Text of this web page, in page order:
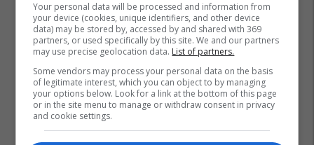
Your personal data will be processed and information from
your device (cookies, unique identifiers, and other device
data) may be stored by, accessed by and shared with 369
partners, or used specifically by this site. We and our partners
may use precise geolocation data. List of partners.
Some vendors may process your personal data on the basis
of legitimate interest, which you can object to by managing
your options below. Look for a link at the bottom of this page
or in the site menu to manage or withdraw consent in privacy
and cookie settings.